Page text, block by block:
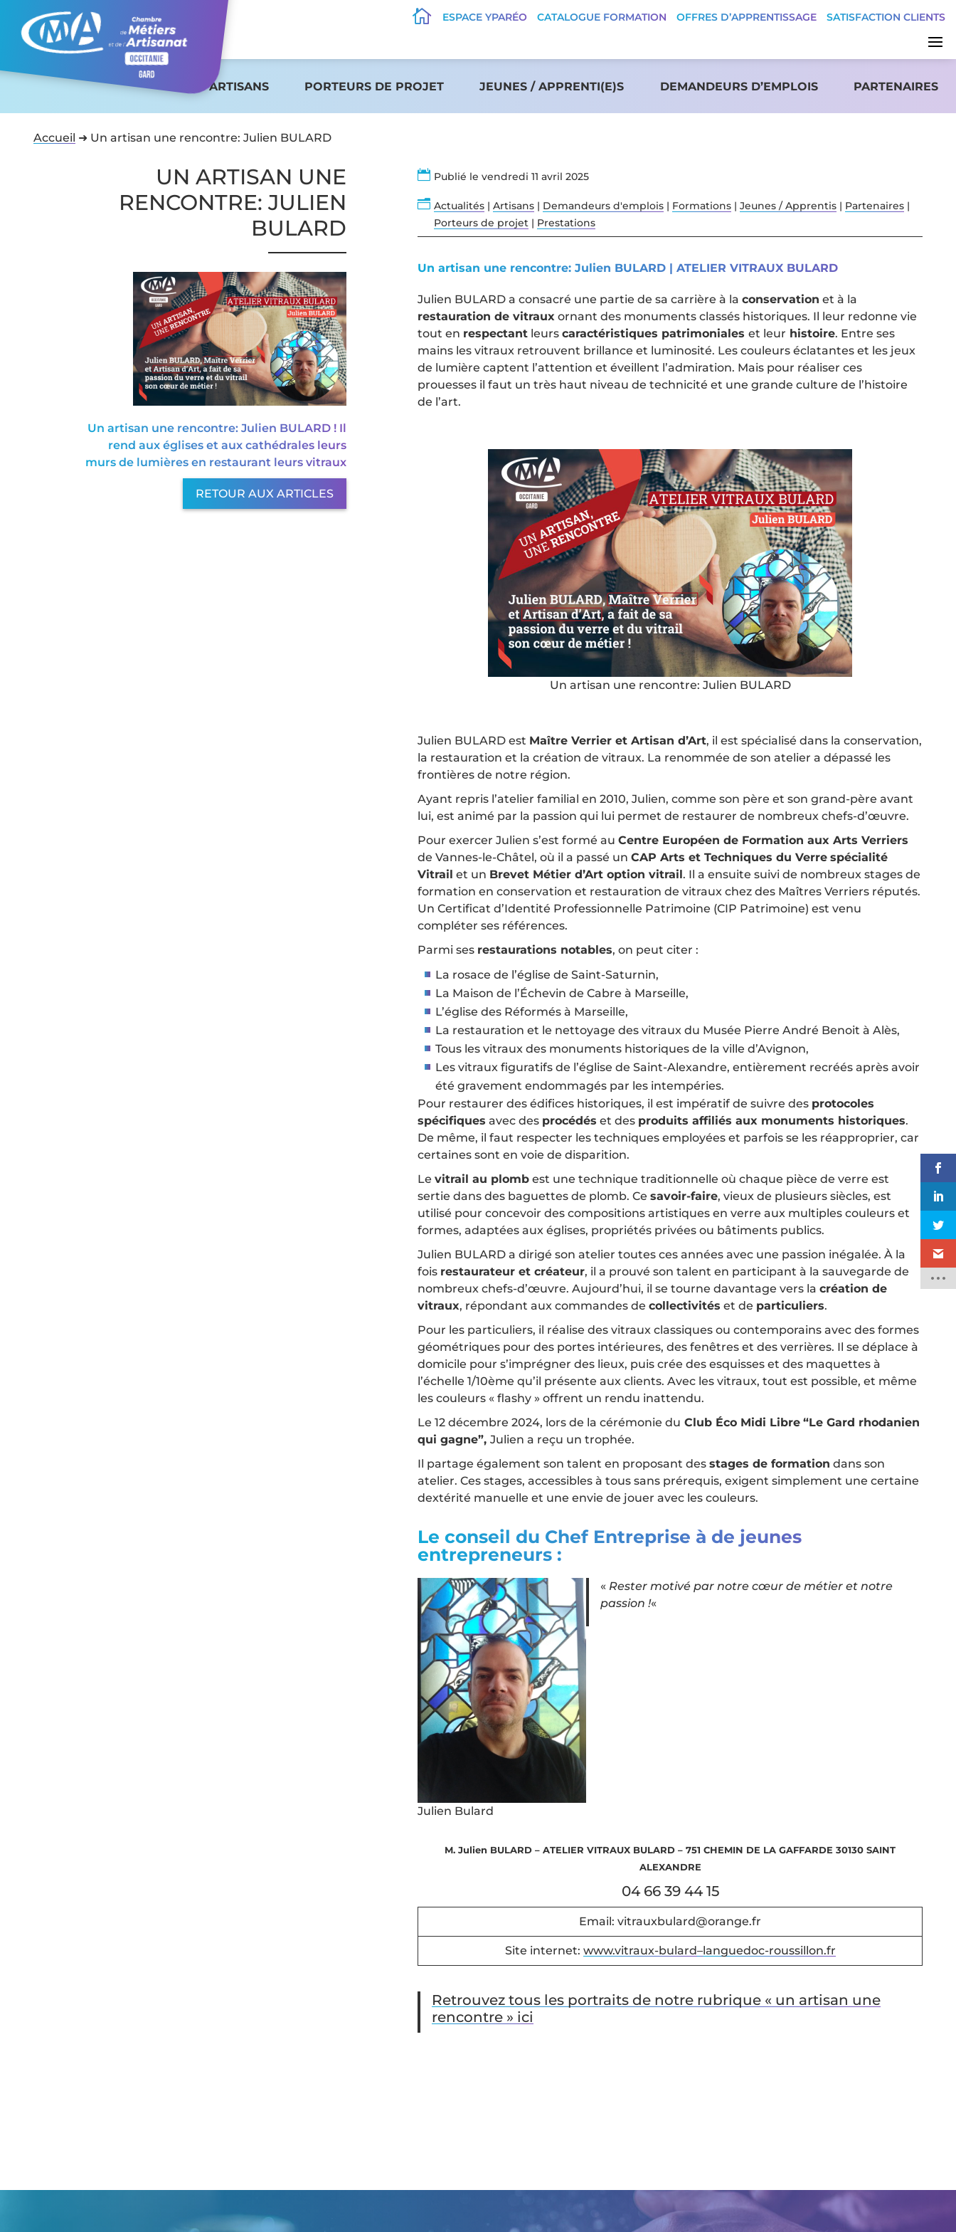
 ESPACE YPARÉO CATALOGUE FORMATION OFFRES D’APPRENTISSAGE SATISFACTION CLIENTS
ARTISANS PORTEURS DE PROJET JEUNES / APPRENTI(E)S DEMANDEURS D’EMPLOIS PARTENAIRES
Accueil ➜ Un artisan une rencontre: Julien BULARD
UN ARTISAN UNE
RENCONTRE: JULIEN
BULARD
Un artisan une rencontre: Julien BULARD ! Il
rend aux églises et aux cathédrales leurs
murs de lumières en restaurant leurs vitraux
RETOUR AUX ARTICLES
 Publié le vendredi 11 avril 2025
n Actualités | Artisans | Demandeurs d'emplois | Formations | Jeunes / Apprentis | Partenaires |
Porteurs de projet | Prestations
Un artisan une rencontre: Julien BULARD | ATELIER VITRAUX BULARD
Julien BULARD a consacré une partie de sa carrière à la conservation et à la
restauration de vitraux ornant des monuments classés historiques. Il leur redonne vie
tout en respectant leurs caractéristiques patrimoniales et leur histoire. Entre ses
mains les vitraux retrouvent brillance et luminosité. Les couleurs éclatantes et les jeux
de lumière captent l’attention et éveillent l’admiration. Mais pour réaliser ces
prouesses il faut un très haut niveau de technicité et une grande culture de l’histoire
de l’art.
Un artisan une rencontre: Julien BULARD
Julien BULARD est Maître Verrier et Artisan d’Art, il est spécialisé dans la conservation,
la restauration et la création de vitraux. La renommée de son atelier a dépassé les
frontières de notre région.
Ayant repris l’atelier familial en 2010, Julien, comme son père et son grand-père avant
lui, est animé par la passion qui lui permet de restaurer de nombreux chefs-d’œuvre.
Pour exercer Julien s’est formé au Centre Européen de Formation aux Arts Verriers
de Vannes-le-Châtel, où il a passé un CAP Arts et Techniques du Verre spécialité
Vitrail et un Brevet Métier d’Art option vitrail. Il a ensuite suivi de nombreux stages de
formation en conservation et restauration de vitraux chez des Maîtres Verriers réputés.
Un Certificat d’Identité Professionnelle Patrimoine (CIP Patrimoine) est venu
compléter ses références.
Parmi ses restaurations notables, on peut citer :
La rosace de l’église de Saint-Saturnin,
La Maison de l’Échevin de Cabre à Marseille,
L’église des Réformés à Marseille,
La restauration et le nettoyage des vitraux du Musée Pierre André Benoit à Alès,
Tous les vitraux des monuments historiques de la ville d’Avignon,
Les vitraux figuratifs de l’église de Saint-Alexandre, entièrement recréés après avoir
été gravement endommagés par les intempéries.
Pour restaurer des édifices historiques, il est impératif de suivre des protocoles
spécifiques avec des procédés et des produits affiliés aux monuments historiques.
De même, il faut respecter les techniques employées et parfois se les réapproprier, car
certaines sont en voie de disparition.
Le vitrail au plomb est une technique traditionnelle où chaque pièce de verre est
sertie dans des baguettes de plomb. Ce savoir-faire, vieux de plusieurs siècles, est
utilisé pour concevoir des compositions artistiques en verre aux multiples couleurs et
formes, adaptées aux églises, propriétés privées ou bâtiments publics.
Julien BULARD a dirigé son atelier toutes ces années avec une passion inégalée. À la
fois restaurateur et créateur, il a prouvé son talent en participant à la sauvegarde de
nombreux chefs-d’œuvre. Aujourd’hui, il se tourne davantage vers la création de
vitraux, répondant aux commandes de collectivités et de particuliers.
Pour les particuliers, il réalise des vitraux classiques ou contemporains avec des formes
géométriques pour des portes intérieures, des fenêtres et des verrières. Il se déplace à
domicile pour s’imprégner des lieux, puis crée des esquisses et des maquettes à
l’échelle 1/10ème qu’il présente aux clients. Avec les vitraux, tout est possible, et même
les couleurs « flashy » offrent un rendu inattendu.
Le 12 décembre 2024, lors de la cérémonie du Club Éco Midi Libre “Le Gard rhodanien
qui gagne”, Julien a reçu un trophée.
Il partage également son talent en proposant des stages de formation dans son
atelier. Ces stages, accessibles à tous sans prérequis, exigent simplement une certaine
dextérité manuelle et une envie de jouer avec les couleurs.
Le conseil du Chef Entreprise à de jeunes
entrepreneurs :
Julien Bulard
« Rester motivé par notre cœur de métier et notre
passion !«
M. Julien BULARD – ATELIER VITRAUX BULARD – 751 CHEMIN DE LA GAFFARDE 30130 SAINT
ALEXANDRE
04 66 39 44 15
Email: vitrauxbulard@orange.fr
Site internet: www.vitraux-bulard–languedoc-roussillon.fr
Retrouvez tous les portraits de notre rubrique « un artisan une
rencontre » ici